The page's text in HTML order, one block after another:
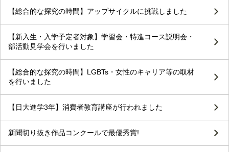
【総合的な探究の時間】アップサイクルに挑戦しました
【新入生・入学予定者対象】学習会・特進コース説明会・
部活動見学会を行いました
【総合的な探究の時間】LGBTs・女性のキャリア等の取材
を行いました
【日大進学3年】消費者教育講座が行われました
新聞切り抜き作品コンクールで最優秀賞!